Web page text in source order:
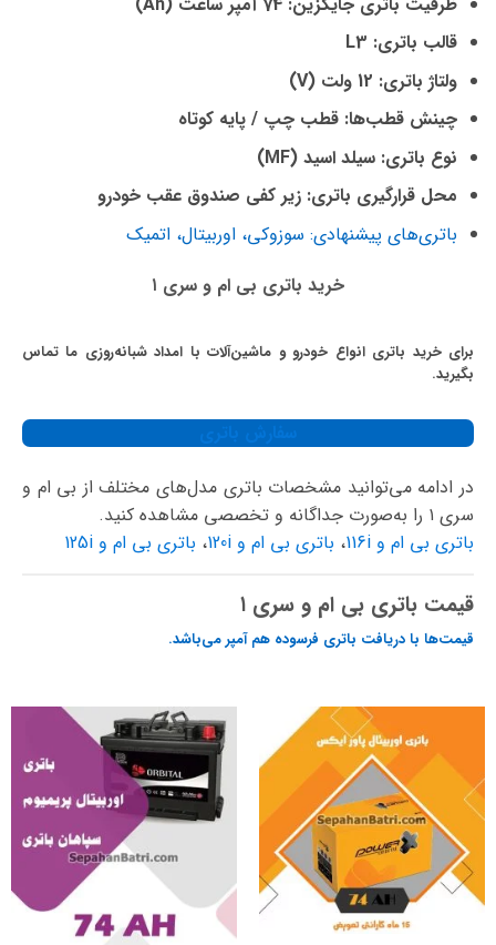
قالب باتری: L3
ولتاژ باتری: 12 ولت (V)
چینش قطب‌ها: قطب چپ / پایه کوتاه
نوع باتری: سیلد اسید (MF)
محل قرارگیری باتری: زیر کفی صندوق عقب خودرو
باتری‌های پیشنهادی: سوزوکی، اوربیتال، اتمیک
خرید باتری بی ام و سری ۱
برای خرید باتری انواع خودرو و ماشین‌آلات با امداد شبانه‌روزی ما تماس
بگیرید.
در ادامه می‌توانید مشخصات باتری مدل‌های مختلف از بی ام و
سری ۱ را به‌صورت جداگانه و تخصصی مشاهده کنید.
باتری بی ام و 116i
، باتری بی ام و 120i ، باتری بی ام و 125i
قیمت باتری بی ام و سری ۱
قیمت‌ها با دریافت باتری فرسوده هم آمپر می‌باشد.